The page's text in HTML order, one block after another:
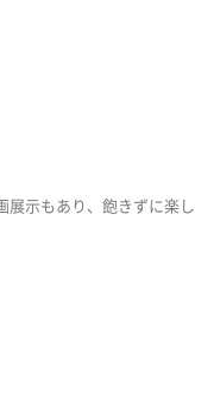
展示もあり、飽きずに楽し